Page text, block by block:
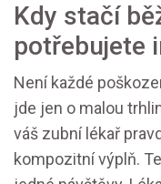
Kdy stačí
potřebujete
Není každé
jde jen o malou
váš zubní lékař
kompozitní výplň.